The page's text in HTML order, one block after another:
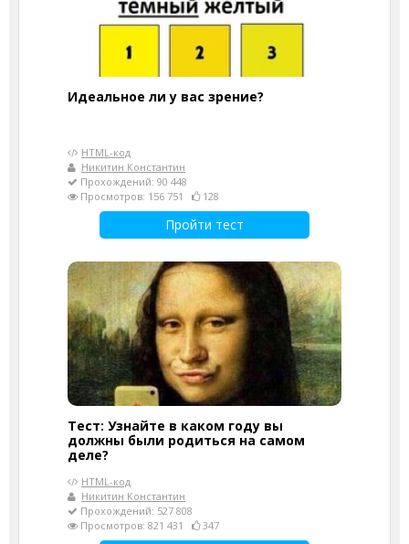
Идеальное ли у вас зрение?
HTML-код
Никитин Константин
Прохождений: 90 448
Просмотров: 156 751
128
Пройти тест
Тест: Узнайте в каком году вы
должны были родиться на самом
деле?
HTML-код
Никитин Константин
Прохождений: 527 808
Просмотров: 821 431
347